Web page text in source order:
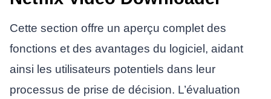
Cette section offre un aperçu complet des
fonctions et des avantages du logiciel, aidant
ainsi les utilisateurs potentiels dans leur
processus de prise de décision. L’évaluation